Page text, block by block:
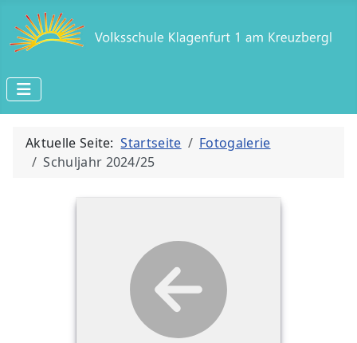
Aktuelle Seite:Startseite
Fotogalerie
Schuljahr 2024/25